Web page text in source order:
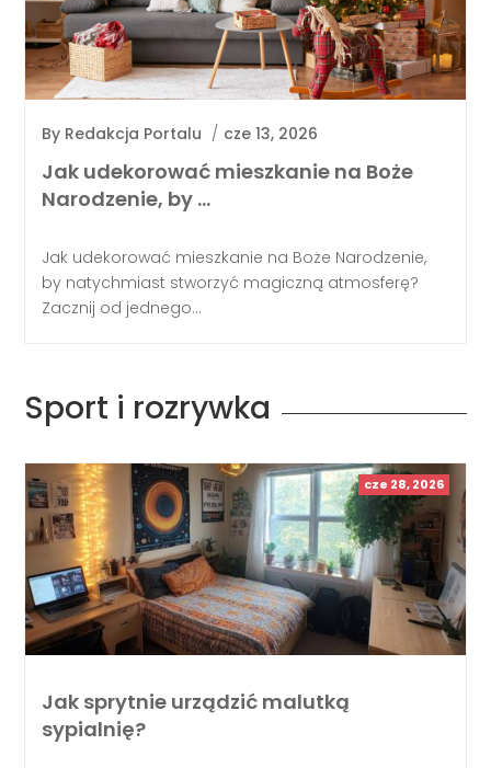
By Redakcja Portalu / cze 13, 2026
Jak udekorować mieszkanie na Boże
Narodzenie, by …
Jak udekorować mieszkanie na Boże Narodzenie,
by natychmiast stworzyć magiczną atmosferę?
Zacznij od jednego...
Sport i rozrywka
cze 28, 2026
Jak sprytnie urządzić malutką
sypialnię?